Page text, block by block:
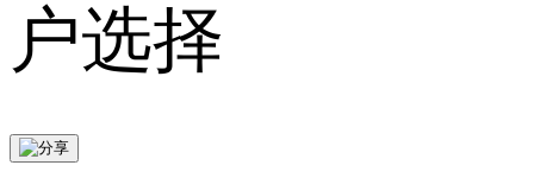
户选择